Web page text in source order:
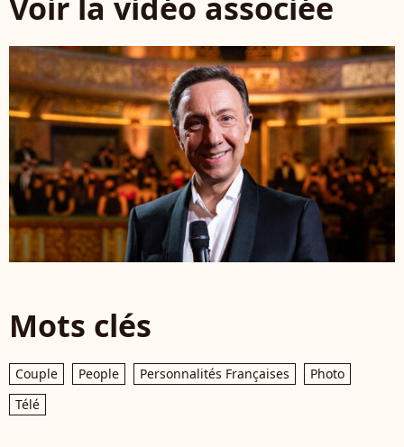
Mots clés
Couple People Personnalités Françaises
Photo
Télé